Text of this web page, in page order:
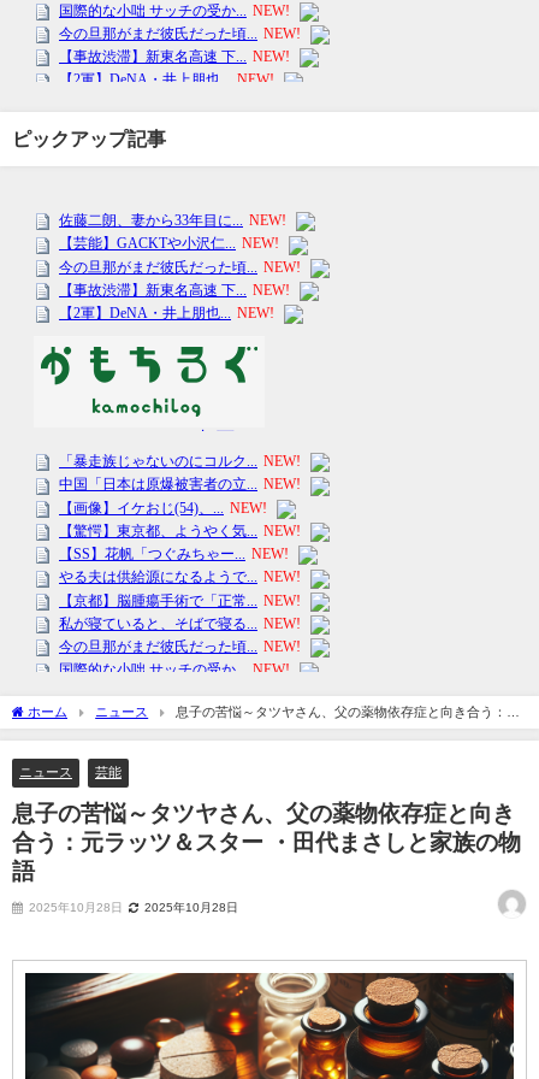
ピックアップ記事
ホーム ニュース
息子の苦悩～タツヤさん、父の薬物依存症と向き合う：元
ラッツ＆スター ・田代まさしと家族の物語
ニュース 芸能
息子の苦悩～タツヤさん、父の薬物依存症と向き
合う：元ラッツ＆スター ・田代まさしと家族の物
語
2025年10月28日 2025年10月28日